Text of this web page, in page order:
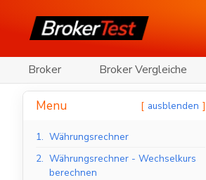
Broker Broker Vergleiche
Menu ausblenden
1. Währungsrechner
2. Währungsrechner - Wechselkurs
berechnen